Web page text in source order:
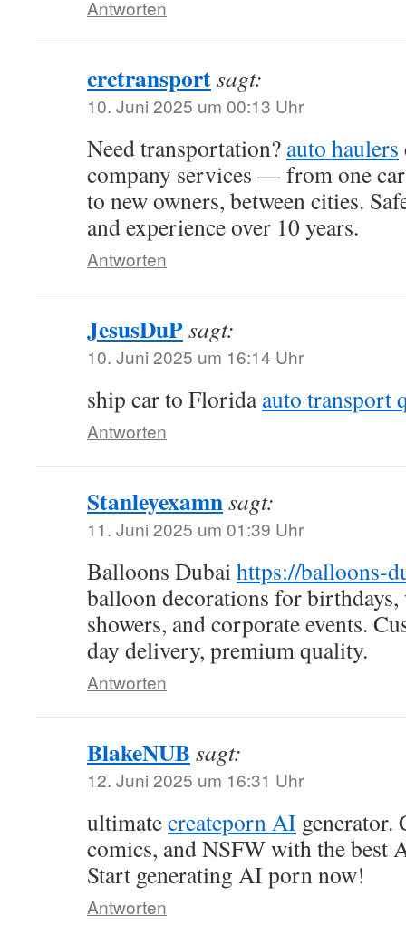
Antworten
crctransportsagt:
10. Juni 2025 um 00:13 Uhr
Need transportation? auto haulers
company services — from one
to new owners, between cities.
and experience over 10 years.
Antworten
JesusDuPsagt:
10. Juni 2025 um 16:14 Uhr
ship car to Floridaauto transport
Antworten
Stanleyexamnsagt:
11. Juni 2025 um 01:39 Uhr
Balloons Dubaihttps://balloons-
balloon decorations for birthdays,
showers, and corporate events.
day delivery, premium quality.
Antworten
BlakeNUB sagt:
12. Juni 2025 um 16:31 Uhr
ultimatecreateporn AI generator.
comics, and NSFW with the best
Start generating AI porn now!
Antworten